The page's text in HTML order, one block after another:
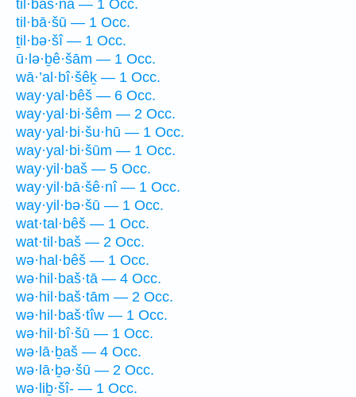
til·baš·nā — 1 Occ.
til·bā·šū — 1 Occ.
ṯil·bə·šî — 1 Occ.
ū·lə·ḇê·šām — 1 Occ.
wā·’al·bî·šêḵ — 1 Occ.
way·yal·bêš — 6 Occ.
way·yal·bi·šêm — 2 Occ.
way·yal·bi·šu·hū — 1 Occ.
way·yal·bi·šūm — 1 Occ.
way·yil·baš — 5 Occ.
way·yil·bā·šê·nî — 1 Occ.
way·yil·bə·šū — 1 Occ.
wat·tal·bêš — 1 Occ.
wat·til·baš — 2 Occ.
wə·hal·bêš — 1 Occ.
wə·hil·baš·tā — 4 Occ.
wə·hil·baš·tām — 2 Occ.
wə·hil·baš·tîw — 1 Occ.
wə·hil·bî·šū — 1 Occ.
wə·lā·ḇaš — 4 Occ.
wə·lā·ḇə·šū — 2 Occ.
wə·liḇ·šî- — 1 Occ.